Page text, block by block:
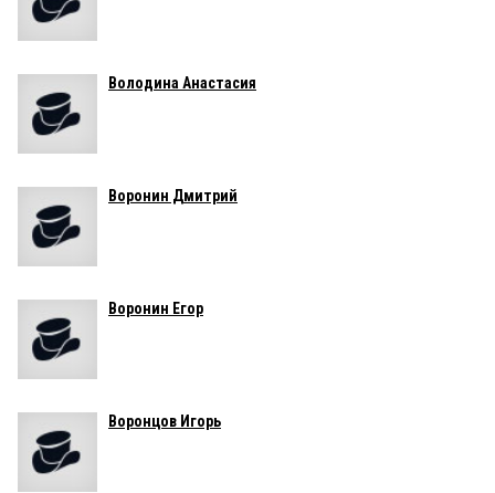
Володина Анастасия
Воронин Дмитрий
Воронин Егор
Воронцов Игорь